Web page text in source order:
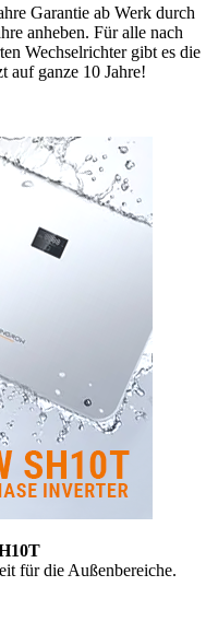
Garantie ab Werk durch
anheben. Für alle nach
Wechselrichter gibt es die
auf ganze 10 Jahre!
für die Außenbereiche.